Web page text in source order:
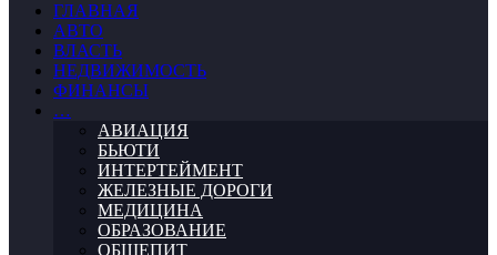
ГЛАВНАЯ
АВТО
ВЛАСТЬ
НЕДВИЖИМОСТЬ
ФИНАНСЫ
…
АВИАЦИЯ
БЬЮТИ
ИНТЕРТЕЙМЕНТ
ЖЕЛЕЗНЫЕ ДОРОГИ
МЕДИЦИНА
ОБРАЗОВАНИЕ
ОБЩЕПИТ